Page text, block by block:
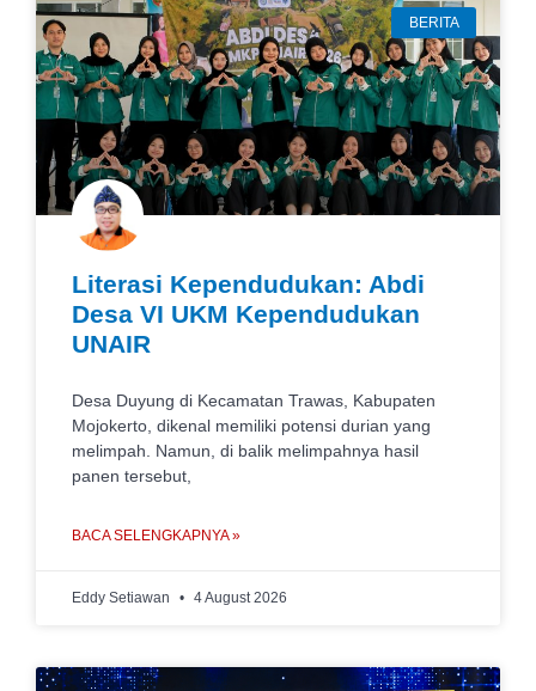
BERITA
Literasi Kependudukan: Abdi
Desa VI UKM Kependudukan
UNAIR
Desa Duyung di Kecamatan Trawas, Kabupaten
Mojokerto, dikenal memiliki potensi durian yang
melimpah. Namun, di balik melimpahnya hasil
panen tersebut,
BACA SELENGKAPNYA »
Eddy Setiawan 4 August 2026